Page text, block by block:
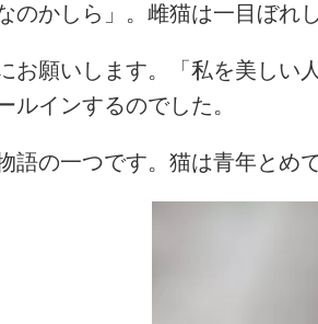
かしら」。雌猫は一目ぼれ
願いします。「私を美しい
ルインするのでした。
の一つです。猫は青年とめ